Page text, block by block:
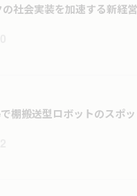
社会実装を加速する新経
棚搬送型ロボットのスポ